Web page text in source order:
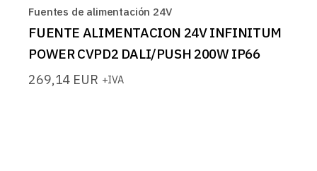
Fuentes de alimentación 24V
FUENTE ALIMENTACION 24V INFINITUM
POWER CVPD2 DALI/PUSH 200W IP66
269,14 EUR +IVA